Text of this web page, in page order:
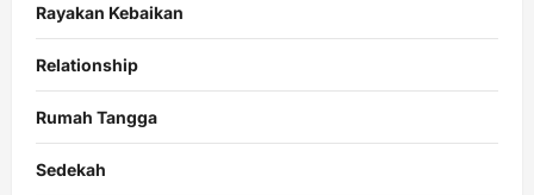
Rayakan Kebaikan
Relationship
Rumah Tangga
Sedekah